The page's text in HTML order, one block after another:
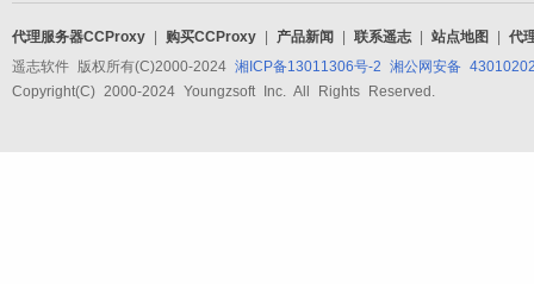
代理服务器CCProxy 购买CCProxy 产品新闻 联系遥志 站点地图
代
遥志软件 版权所有(C)2000-2024 湘ICP备13011306号-2 湘公网安备
Copyright(C) 2000-2024 Youngzsoft Inc. All Rights Reserved.